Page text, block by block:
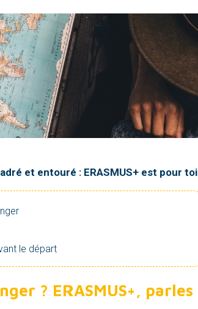
et entouré : ERASMUS+ est pour toi
le départ
? ERASMUS+, parles